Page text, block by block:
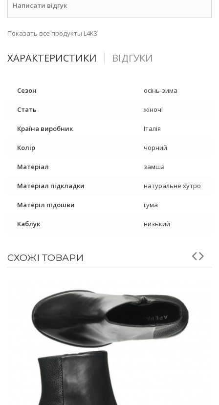
Написати відгук
Показать все продукты L4K3
ХАРАКТЕРИСТИКИ ВІДГУКИ
Сезон осінь-зима
Стать жіночі
Країна виробник Італія
Колір чорний
Матеріал замша
Матеріал підкладки натуральне хутро
Матеріл підошви гума
Каблук низький
СХОЖІ ТОВАРИ